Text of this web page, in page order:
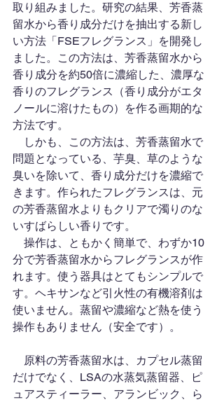
取り組みました。研究の結果、芳香蒸
留水から香り成分だけを抽出する新し
い方法「FSEフレグランス」を開発し
ました。この方法は、芳香蒸留水から
香り成分を約50倍に濃縮した、濃厚な
香りのフレグランス（香り成分がエタ
ノールに溶けたもの）を作る画期的な
方法です。
しかも、この方法は、芳香蒸留水で
問題となっている、芋臭、草のような
臭いを除いて、香り成分だけを濃縮で
きます。作られたフレグランスは、元
の芳香蒸留水よりもクリアで濁りのな
いすばらしい香りです。
操作は、ともかく簡単で、わずか10
分で芳香蒸留水からフレグランスが作
れます。使う器具はとてもシンプルで
す。ヘキサンなど引火性の有機溶剤は
使いません。蒸留や濃縮など熱を使う
操作もありません（安全です）。
原料の芳香蒸留水は、カプセル蒸留
だけでなく、LSAの水蒸気蒸留器、ピ
ュアスティーラー、アランビック、ら